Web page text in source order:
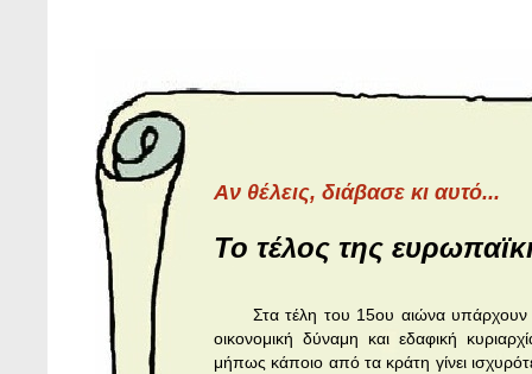
Aν θέλεις, διάβασε κι αυτό...
Το τέλος της
Στα τέλη του 15ου αιώνα υπάρχουν
οικονομική δύναμη και εδαφική
μήπως κάποιο από τα κράτη γίνει